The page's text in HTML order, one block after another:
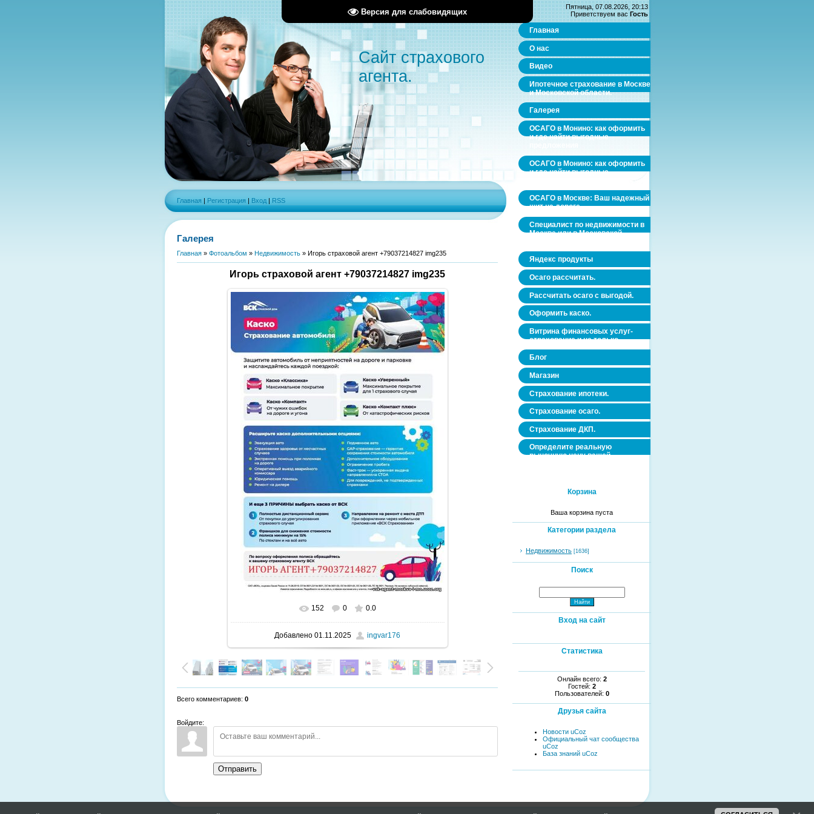
Версия для слабовидящих
Сайт страхового
агента.
Главная | Регистрация | Вход | RSS
Галерея
Главная » Фотоальбом » Недвижимость » Игорь страховой агент +79037214827 img235
Игорь страховой агент +79037214827 img235
В реальном размере 696x986
152 0 0.0
Добавлено 01.11.2025 ingvar176
Всего комментариев: 0
Войдите:
Отправить
Пятница, 07.08.2026, 20:13
Приветствуем вас Гость
Главная
О нас
Видео
Ипотечное страхование в Москве
и Московской области.
Галерея
ОСАГО в Монино: как оформить
и где найти выгодные
ОСАГО в Монино: как оформить
и где найти выгодные
ОСАГО в Москве: Ваш надежный
щит на дороге
Специалист по недвижимости в
Москве или в Московской
Яндекс продукты
Осаго рассчитать.
Рассчитать осаго с выгодой.
Оформить каско.
Витрина финансовых услуг-
страхование и не только.
Блог
Магазин
Страхование ипотеки.
Страхование осаго.
Страхование ДКП.
Определите реальную
рыночную цену вашей
Корзина
Ваша корзина пуста
Категории раздела
Недвижимость [1636]
Поиск
Вход на сайт
Статистика
Онлайн всего: 2
Гостей: 2
Пользователей: 0
Друзья сайта
Новости uCoz
Официальный чат сообщества
uCoz
База знаний uCoz